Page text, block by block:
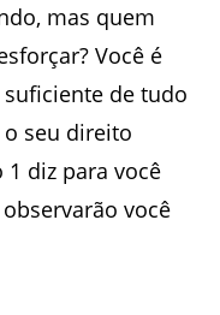
mas quem
Você é
de tudo
seu direito
diz para você
você